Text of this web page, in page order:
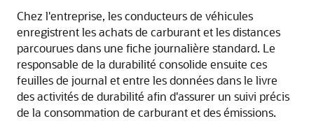
Chez l'entreprise, les conducteurs de véhicules
enregistrent les achats de carburant et les distances
parcourues dans une fiche journalière standard. Le
responsable de la durabilité consolide ensuite ces
feuilles de journal et entre les données dans le livre
des activités de durabilité afin d'assurer un suivi précis
de la consommation de carburant et des émissions.